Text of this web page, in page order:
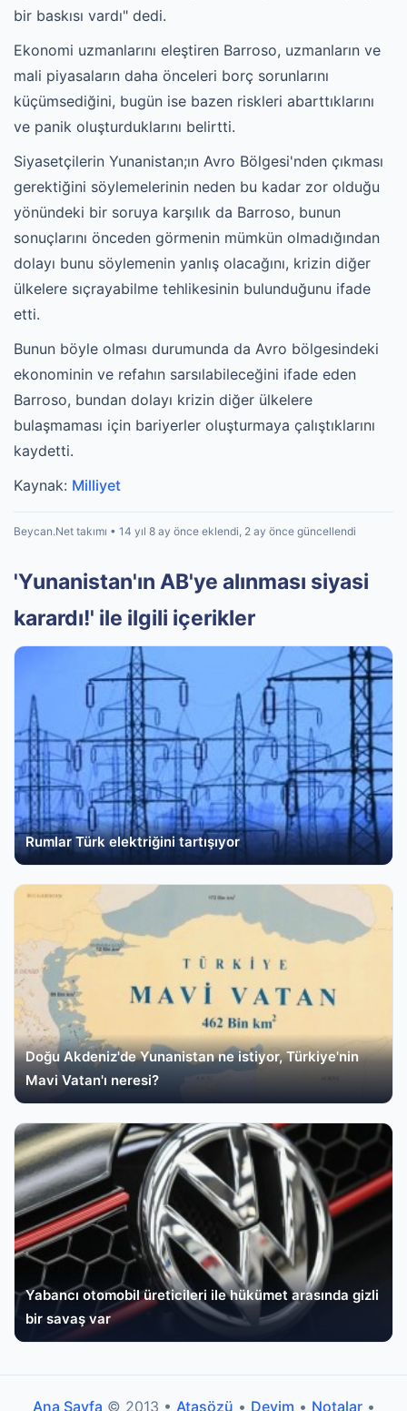
bir baskısı vardı" dedi.
Ekonomi uzmanlarını eleştiren Barroso, uzmanların ve
mali piyasaların daha önceleri borç sorunlarını
küçümsediğini, bugün ise bazen riskleri abarttıklarını
ve panik oluşturduklarını belirtti.
Siyasetçilerin Yunanistan;ın Avro Bölgesi'nden çıkması
gerektiğini söylemelerinin neden bu kadar zor olduğu
yönündeki bir soruya karşılık da Barroso, bunun
sonuçlarını önceden görmenin mümkün olmadığından
dolayı bunu söylemenin yanlış olacağını, krizin diğer
ülkelere sıçrayabilme tehlikesinin bulunduğunu ifade
etti.
Bunun böyle olması durumunda da Avro bölgesindeki
ekonominin ve refahın sarsılabileceğini ifade eden
Barroso, bundan dolayı krizin diğer ülkelere
bulaşmaması için bariyerler oluşturmaya çalıştıklarını
kaydetti.
Kaynak: Milliyet
Beycan.Net takımı • 14 yıl 8 ay önce eklendi, 2 ay önce güncellendi
'Yunanistan'ın AB'ye alınması siyasi
karardı!' ile ilgili içerikler
Rumlar Türk elektriğini tartışıyor
Doğu Akdeniz'de Yunanistan ne istiyor, Türkiye'nin
Mavi Vatan'ı neresi?
Yabancı otomobil üreticileri ile hükümet arasında gizli
bir savaş var
Ana Sayfa © 2013 • Atasözü • Deyim • Notalar•